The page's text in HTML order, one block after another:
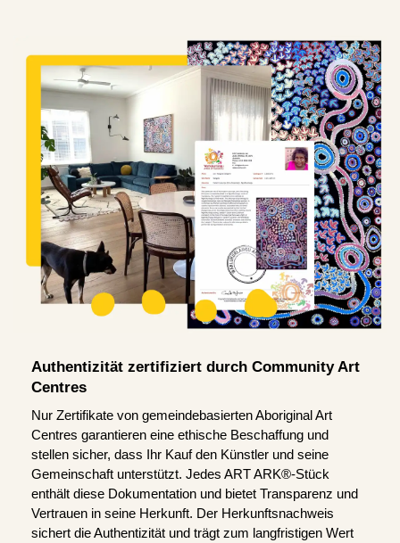
Authentizität zertifiziert durch Community Art
Centres
Nur Zertifikate von gemeindebasierten Aboriginal Art
Centres garantieren eine ethische Beschaffung und
stellen sicher, dass Ihr Kauf den Künstler und seine
Gemeinschaft unterstützt. Jedes ART ARK®-Stück
enthält diese Dokumentation und bietet Transparenz und
Vertrauen in seine Herkunft. Der Herkunftsnachweis
sichert die Authentizität und trägt zum langfristigen Wert